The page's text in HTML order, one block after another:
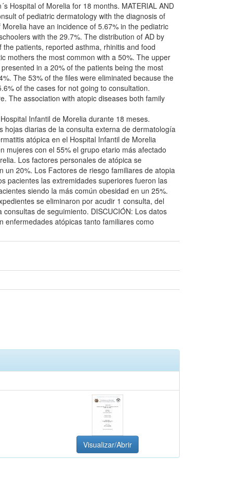
Hospital of Morelia for 18 months. MATERIAL AND
of pediatric dermatology with the diagnosis of
have an incidence of 5.67% in the pediatric
with the 29.7%. The distribution of AD by
patients, reported asthma, rhinitis and food
mothers the most common with a 50%. The upper
in a 20% of the patients being the most
The 53% of the files were eliminated because the
of the cases for not going to consultation.
The association with atopic diseases both family
Infantil de Morelia durante 18 meses.
hojas diarias de la consulta externa de dermatología
atópica en el Hospital Infantil de Morelia
mujeres con el 55% el grupo etario más afectado
Los factores personales de atópica se
20%. Los Factores de riesgo familiares de atopia
pacientes las extremidades superiores fueron las
siendo la más común obesidad en un 25%.
se eliminaron por acudir 1 consulta, del
de seguimiento. DISCUCIÓN: Los datos
enfermedades atópicas tanto familiares como
Visualizar/Abrir